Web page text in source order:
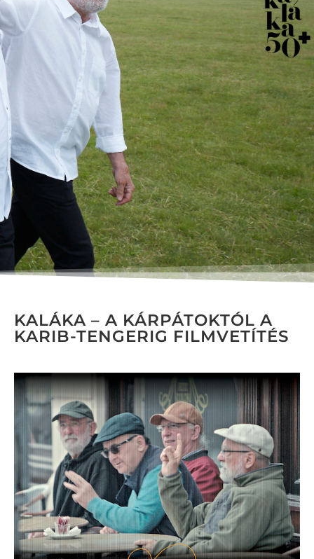
KALÁKA – A KÁRPÁTOKTÓL A
KARIB-TENGERIG FILMVETÍTÉS